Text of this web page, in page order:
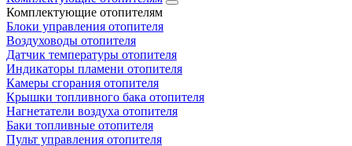
Комплектующие отопителям
Блоки управления отопителя
Воздуховоды отопителя
Датчик температуры отопителя
Индикаторы пламени отопителя
Камеры сгорания отопителя
Крышки топливного бака отопителя
Нагнетатели воздуха отопителя
Баки топливные отопителя
Пульт управления отопителя